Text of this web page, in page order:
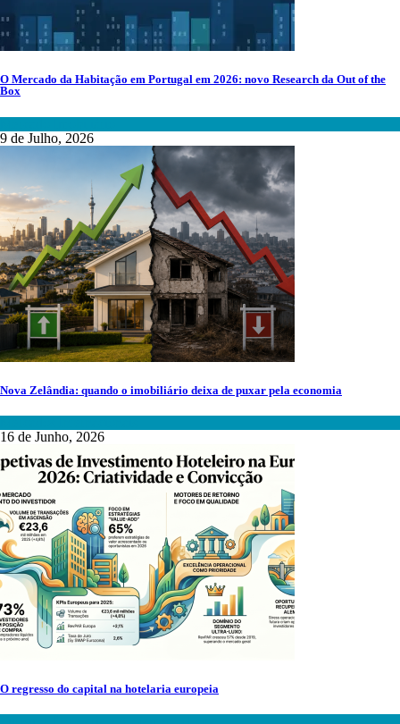
O Mercado da Habitação em Portugal em 2026: novo Research da Out of the
Box
9 de Julho, 2026
Nova Zelândia: quando o imobiliário deixa de puxar pela economia
16 de Junho, 2026
O regresso do capital na hotelaria europeia